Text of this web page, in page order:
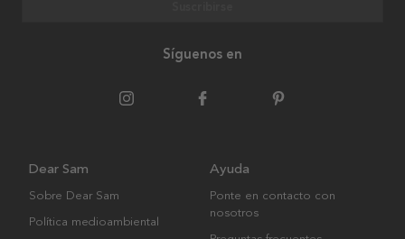
Síguenos en
Dear Sam
Sobre Dear Sam
Política medioambiental
Ayuda
Ponte en contacto con
nosotros